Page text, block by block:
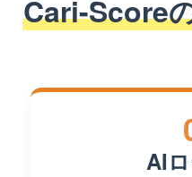
Cari-Score
AI